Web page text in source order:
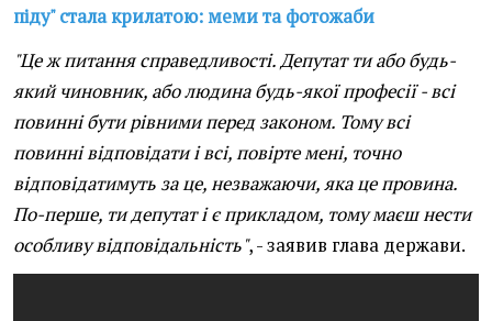
піду" стала крилатою: меми та фотожаби
"Це ж питання справедливості. Депутат ти або будь-
який чиновник, або людина будь-якої професії - всі
повинні бути рівними перед законом. Тому всі
повинні відповідати і всі, повірте мені, точно
відповідатимуть за це, незважаючи, яка це провина.
По-перше, ти депутат і є прикладом, тому маєш нести
особливу відповідальність", - заявив глава держави.